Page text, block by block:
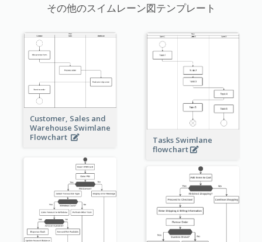
その他のスイムレーン図テンプレート
Customer, Sales and
Warehouse Swimlane
Flowchart
Tasks Swimlane
flowchart